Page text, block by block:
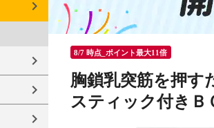
8/7 時点_ポイント最大11倍
胸鎖乳突筋を押す
スティック付きＢ